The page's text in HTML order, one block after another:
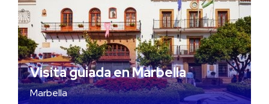
Visita guiada en Marbella
Marbella